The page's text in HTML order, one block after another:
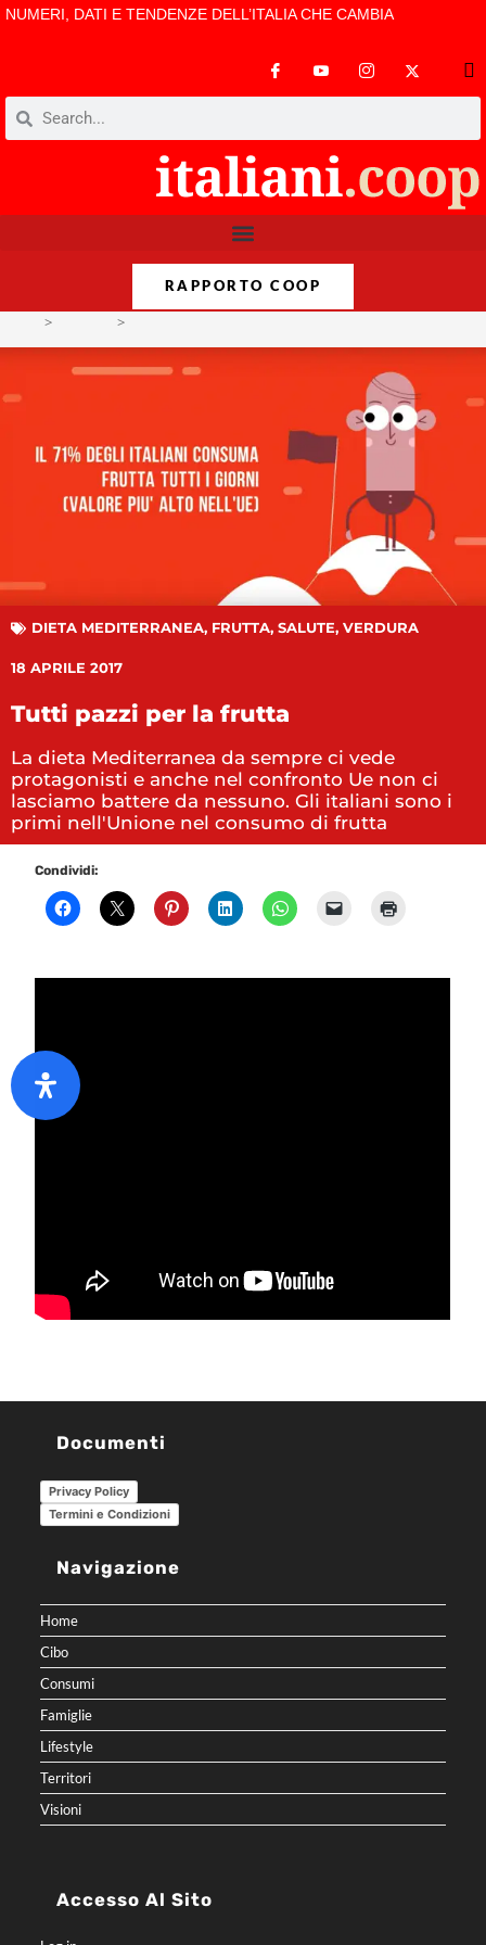
NUMERI, DATI E TENDENZE DELL’ITALIA CHE CAMBIA
RAPPORTO COOP
> >
DIETA MEDITERRANEA, FRUTTA, SALUTE, VERDURA
18 APRILE 2017
Tutti pazzi per la frutta
La dieta Mediterranea da sempre ci vede
protagonisti e anche nel confronto Ue non ci
lasciamo battere da nessuno. Gli italiani sono i
primi nell'Unione nel consumo di frutta
Condividi:
Documenti
Privacy Policy
Termini e Condizioni
Navigazione
Home
Cibo
Consumi
Famiglie
Lifestyle
Territori
Visioni
Accesso Al Sito